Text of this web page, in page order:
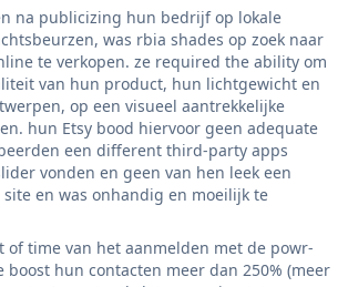
na publicizing hun bedrijf op lokale
was rbia shades op zoek naar
te verkopen. ze required the ability om
van hun product, hun lichtgewicht en
op een visueel aantrekkelijke
hun Etsy bood hiervoor geen adequate
een different third-party apps
vonden en geen van hen leek een
en was onhandig en moeilijk te
of time van het aanmelden met de powr-
boost hun contacten meer dan 250% (meer